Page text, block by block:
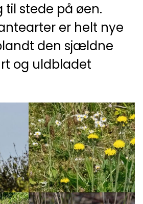
til stede på øen.
er helt nye
den sjældne
og uldbladet